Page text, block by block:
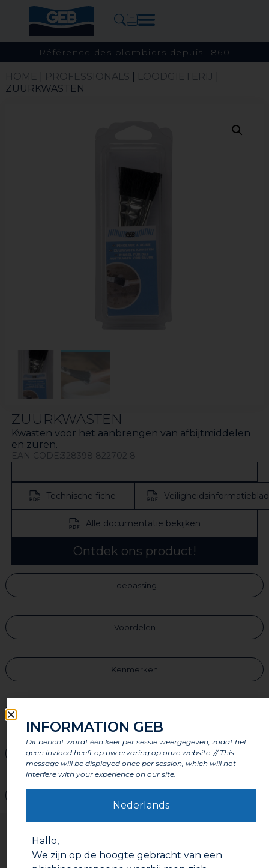
Référence des plombiers depuis 1860
HOME PROFESSIONALS LOODGIETERIJ
ZUURKWASTEN
ZUURKWASTEN
Kwasten voor het aanbrengen van afbijtmiddelen
en zuren.
EAN CODE:328398 822702 8
Technische fiche Veiligheidsinformatieblad
Alle documentatie bekijken
Ontdek ons product!
Toepassing
Voordelen
Kenmerken
Labels en certificeringen
Gebruiksaanwijzing
Doop de kwast in het product en breng als gewenst
INFORMATION GEB
Dit bericht wordt één keer per sessie weergegeven, zodat het
geen invloed heeft op uw ervaring op onze website. // This
message will be displayed once per session, which will not
interfere with your experience on our site.
Nederlands
Hallo,
We zijn op de hoogte gebracht van een